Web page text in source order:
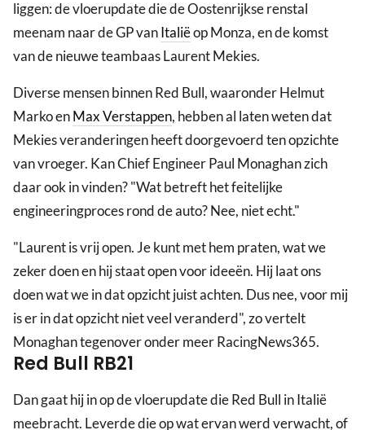
liggen: de vloerupdate die de Oostenrijkse renstal
meenam naar de GP vanItaliëop Monza, en de komst
van de nieuwe teambaas Laurent Mekies.
Diverse mensen binnen Red Bull, waaronder Helmut
Marko enMax Verstappen, hebben al laten weten dat
Mekies veranderingen heeft doorgevoerd ten opzichte
van vroeger. Kan Chief Engineer Paul Monaghan zich
daar ook in vinden? "Wat betreft het feitelijke
engineeringproces rond de auto? Nee, niet echt."
"Laurent is vrij open. Je kunt met hem praten, wat we
zeker doen en hij staat open voor ideeën. Hij laat ons
doen wat we in dat opzicht juist achten. Dus nee, voor mij
is er in dat opzicht niet veel veranderd", zo vertelt
Monaghan tegenover onder meer RacingNews365.
Red Bull RB21
Dan gaat hij in op de vloerupdate die Red Bull in Italië
meebracht. Leverde die op wat ervan werd verwacht, of